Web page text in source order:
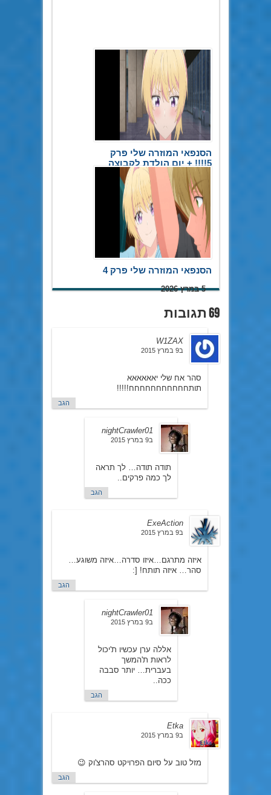
הסנפאי המוזרה שלי פרק
5!!!! + יום הולדת לקבוצה
20 במאי 2026
הסנפאי המוזרה שלי פרק 4
5 במרץ 2026
69 תגובות
W1ZAX
ב9 במרץ 2015
סהר אח שלי יאאאאאא
תותחחחחחחחחחחח!!!!!
הגב
nightCrawler01
ב9 במרץ 2015
תודה תודה… לך תראה
לך כמה פרקים..
הגב
ExeAction
ב9 במרץ 2015
איזה מתרגם…איזו סדרה…איזה משוגע…
סהר… איזה תותח! [:
הגב
nightCrawler01
ב9 במרץ 2015
אללה ערן עכשיו ת'יכול
לראות ת'המשך
בעברית… יותר סבבה
ככה..
הגב
Etka
ב9 במרץ 2015
מזל טוב על סיום הפרויקט סהרצ'וק 😉
הגב